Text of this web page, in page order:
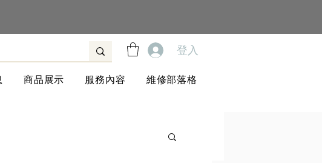
登入
商品展示 服務內容 維修部落格